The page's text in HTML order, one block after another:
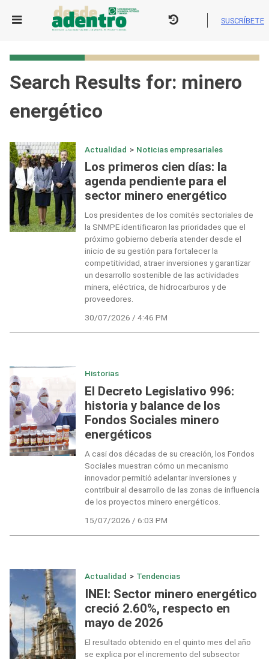
SUSCRÍBETE
Search Results for: minero
energético
Actualidad > Noticias empresariales
Los primeros cien días: la
agenda pendiente para el
sector minero energético
Los presidentes de los comités sectoriales de
la SNMPE identificaron las prioridades que el
próximo gobierno debería atender desde el
inicio de su gestión para fortalecer la
competitividad, atraer inversiones y garantizar
un desarrollo sostenible de las actividades
minera, eléctrica, de hidrocarburos y de
proveedores.
30/07/2026 / 4:46 PM
Historias
El Decreto Legislativo 996:
historia y balance de los
Fondos Sociales minero
energéticos
A casi dos décadas de su creación, los Fondos
Sociales muestran cómo un mecanismo
innovador permitió adelantar inversiones y
contribuir al desarrollo de las zonas de influencia
de los proyectos minero energéticos.
15/07/2026 / 6:03 PM
Actualidad > Tendencias
INEI: Sector minero energético
creció 2.60%, respecto en
mayo de 2026
El resultado obtenido en el quinto mes del año
se explica por el incremento del subsector